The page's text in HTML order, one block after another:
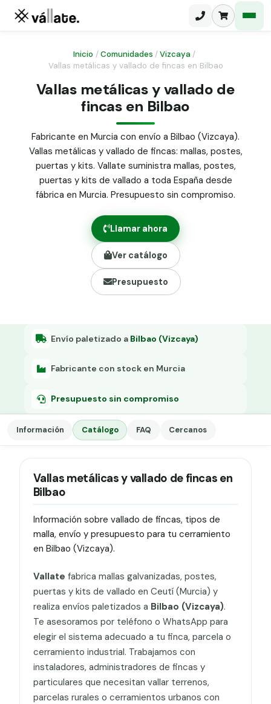
Malla ganadera
Malla simple torsión
Malla triple torsión
Panel malla H.
Puerta abatible dos hojas
Puerta acceso peatonal
Poste malla Hércules
Poste malla simple torsión
Alambre de espino galvanizado
Alambre liso galvanizado
Malla ocultación 70 g/m² verde
Abrazadera PVC malla H.
Grapa malla H.
Inicio /Comunidades /Vizcaya /
Vallas metálicas y vallado de fincas en Bilbao
Vallas metálicas y vallado de
fincas en Bilbao
Fabricante en Murcia con envío a Bilbao (Vizcaya).
Vallas metálicas y vallado de fincas: mallas, postes,
puertas y kits. Vallate suministra mallas, postes,
puertas y kits de vallado a toda España desde
fábrica en Murcia. Presupuesto sin compromiso.
Llamar ahora
Ver catálogo
Presupuesto
Envío paletizado a Bilbao (Vizcaya)
Fabricante con stock en Murcia
Presupuesto sin compromiso
Información Catálogo FAQ Cercanos
Vallas metálicas y vallado de fincas en
Bilbao
Información sobre vallado de fincas, tipos de
malla, envío y presupuesto para tu cerramiento
en Bilbao (Vizcaya).
Vallate fabrica mallas galvanizadas, postes,
puertas y kits de vallado en Ceutí (Murcia) y
realiza envíos paletizados a Bilbao (Vizcaya).
Te asesoramos por teléfono o WhatsApp para
elegir el sistema adecuado a tu finca, parcela o
cerramiento industrial. Trabajamos con
instaladores, administradores de fincas y
particulares que necesitan vallar terrenos,
parcelas rurales o cerramientos urbanos con